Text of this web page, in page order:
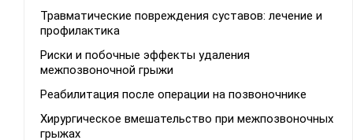
Травматические повреждения суставов: лечение и
профилактика
Риски и побочные эффекты удаления
межпозвоночной грыжи
Реабилитация после операции на позвоночнике
Хирургическое вмешательство при межпозвоночных
грыжах